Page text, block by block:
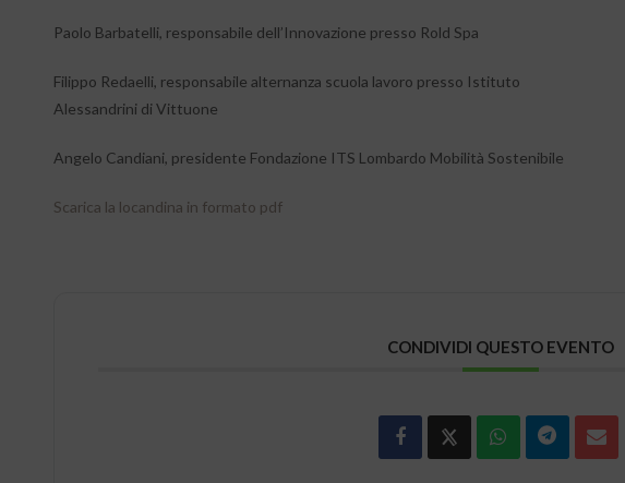
Paolo Barbatelli, responsabile dell’Innovazione presso Rold Spa
Filippo Redaelli, responsabile alternanza scuola lavoro presso Istituto
Alessandrini di Vittuone
Angelo Candiani, presidente Fondazione ITS Lombardo Mobilità Sostenibile
Scarica la locandina in formato pdf
CONDIVIDI QUESTO EVENTO